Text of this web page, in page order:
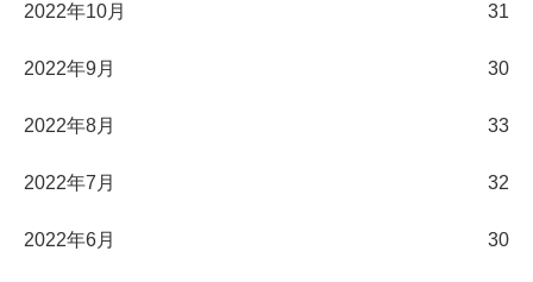
2022年10月 31
2022年9月 30
2022年8月 33
2022年7月 32
2022年6月 30